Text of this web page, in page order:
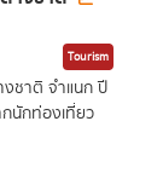
Tourism
งชาติ จำแนก ปี
นักท่องเที่ยว